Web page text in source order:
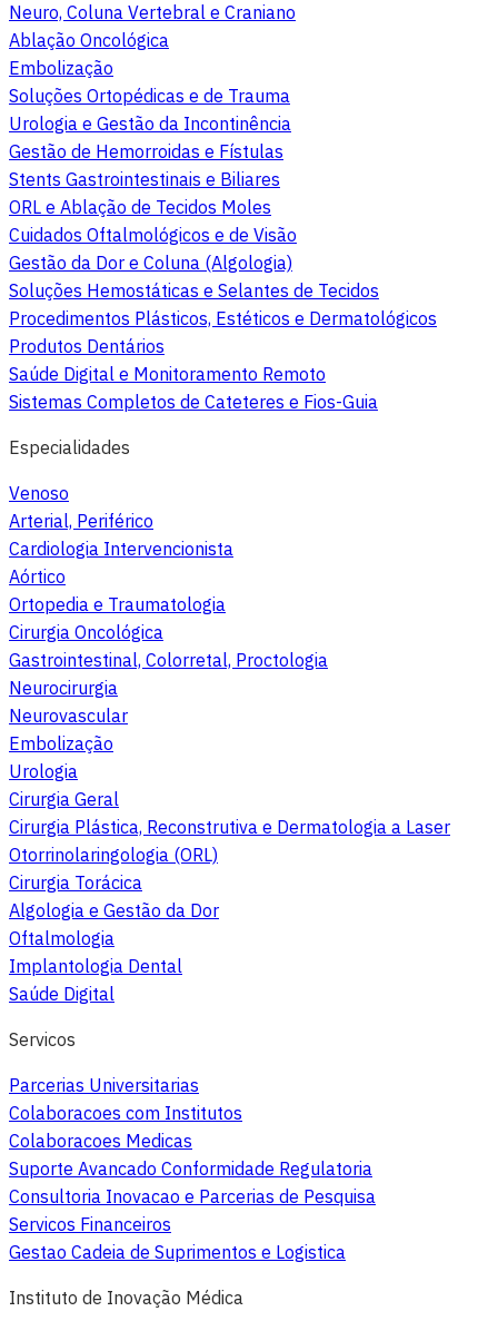
Neuro, Coluna Vertebral e Craniano
Ablação Oncológica
Embolização
Soluções Ortopédicas e de Trauma
Urologia e Gestão da Incontinência
Gestão de Hemorroidas e Fístulas
Stents Gastrointestinais e Biliares
ORL e Ablação de Tecidos Moles
Cuidados Oftalmológicos e de Visão
Gestão da Dor e Coluna (Algologia)
Soluções Hemostáticas e Selantes de Tecidos
Procedimentos Plásticos, Estéticos e Dermatológicos
Produtos Dentários
Saúde Digital e Monitoramento Remoto
Sistemas Completos de Cateteres e Fios-Guia
Especialidades
Venoso
Arterial, Periférico
Cardiologia Intervencionista
Aórtico
Ortopedia e Traumatologia
Cirurgia Oncológica
Gastrointestinal, Colorretal, Proctologia
Neurocirurgia
Neurovascular
Embolização
Urologia
Cirurgia Geral
Cirurgia Plástica, Reconstrutiva e Dermatologia a Laser
Otorrinolaringologia (ORL)
Cirurgia Torácica
Algologia e Gestão da Dor
Oftalmologia
Implantologia Dental
Saúde Digital
Servicos
Parcerias Universitarias
Colaboracoes com Institutos
Colaboracoes Medicas
Suporte Avancado Conformidade Regulatoria
Consultoria Inovacao e Parcerias de Pesquisa
Servicos Financeiros
Gestao Cadeia de Suprimentos e Logistica
Instituto de Inovação Médica